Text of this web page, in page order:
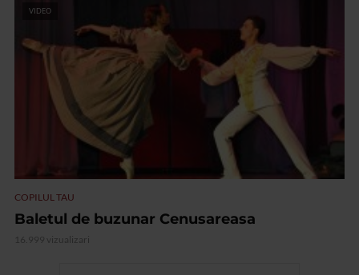
VIDEO
COPILUL TAU
Baletul de buzunar Cenusareasa
16.999 vizualizari